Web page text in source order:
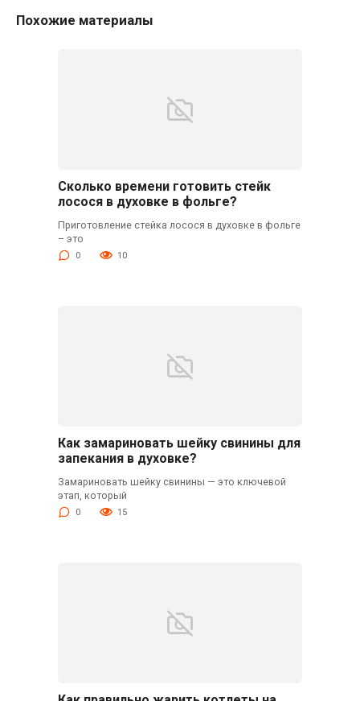
Похожие материалы
Сколько времени готовить стейк
лосося в духовке в фольге?
Приготовление стейка лосося в духовке в фольге
– это
0 10
Как замариновать шейку свинины для
запекания в духовке?
Замариновать шейку свинины — это ключевой
этап, который
0 15